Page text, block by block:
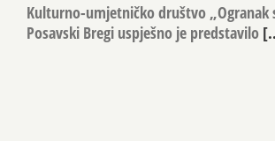
Kulturno-umjetničko društvo „Ogranak
Posavski Bregi uspješno je predstavilo